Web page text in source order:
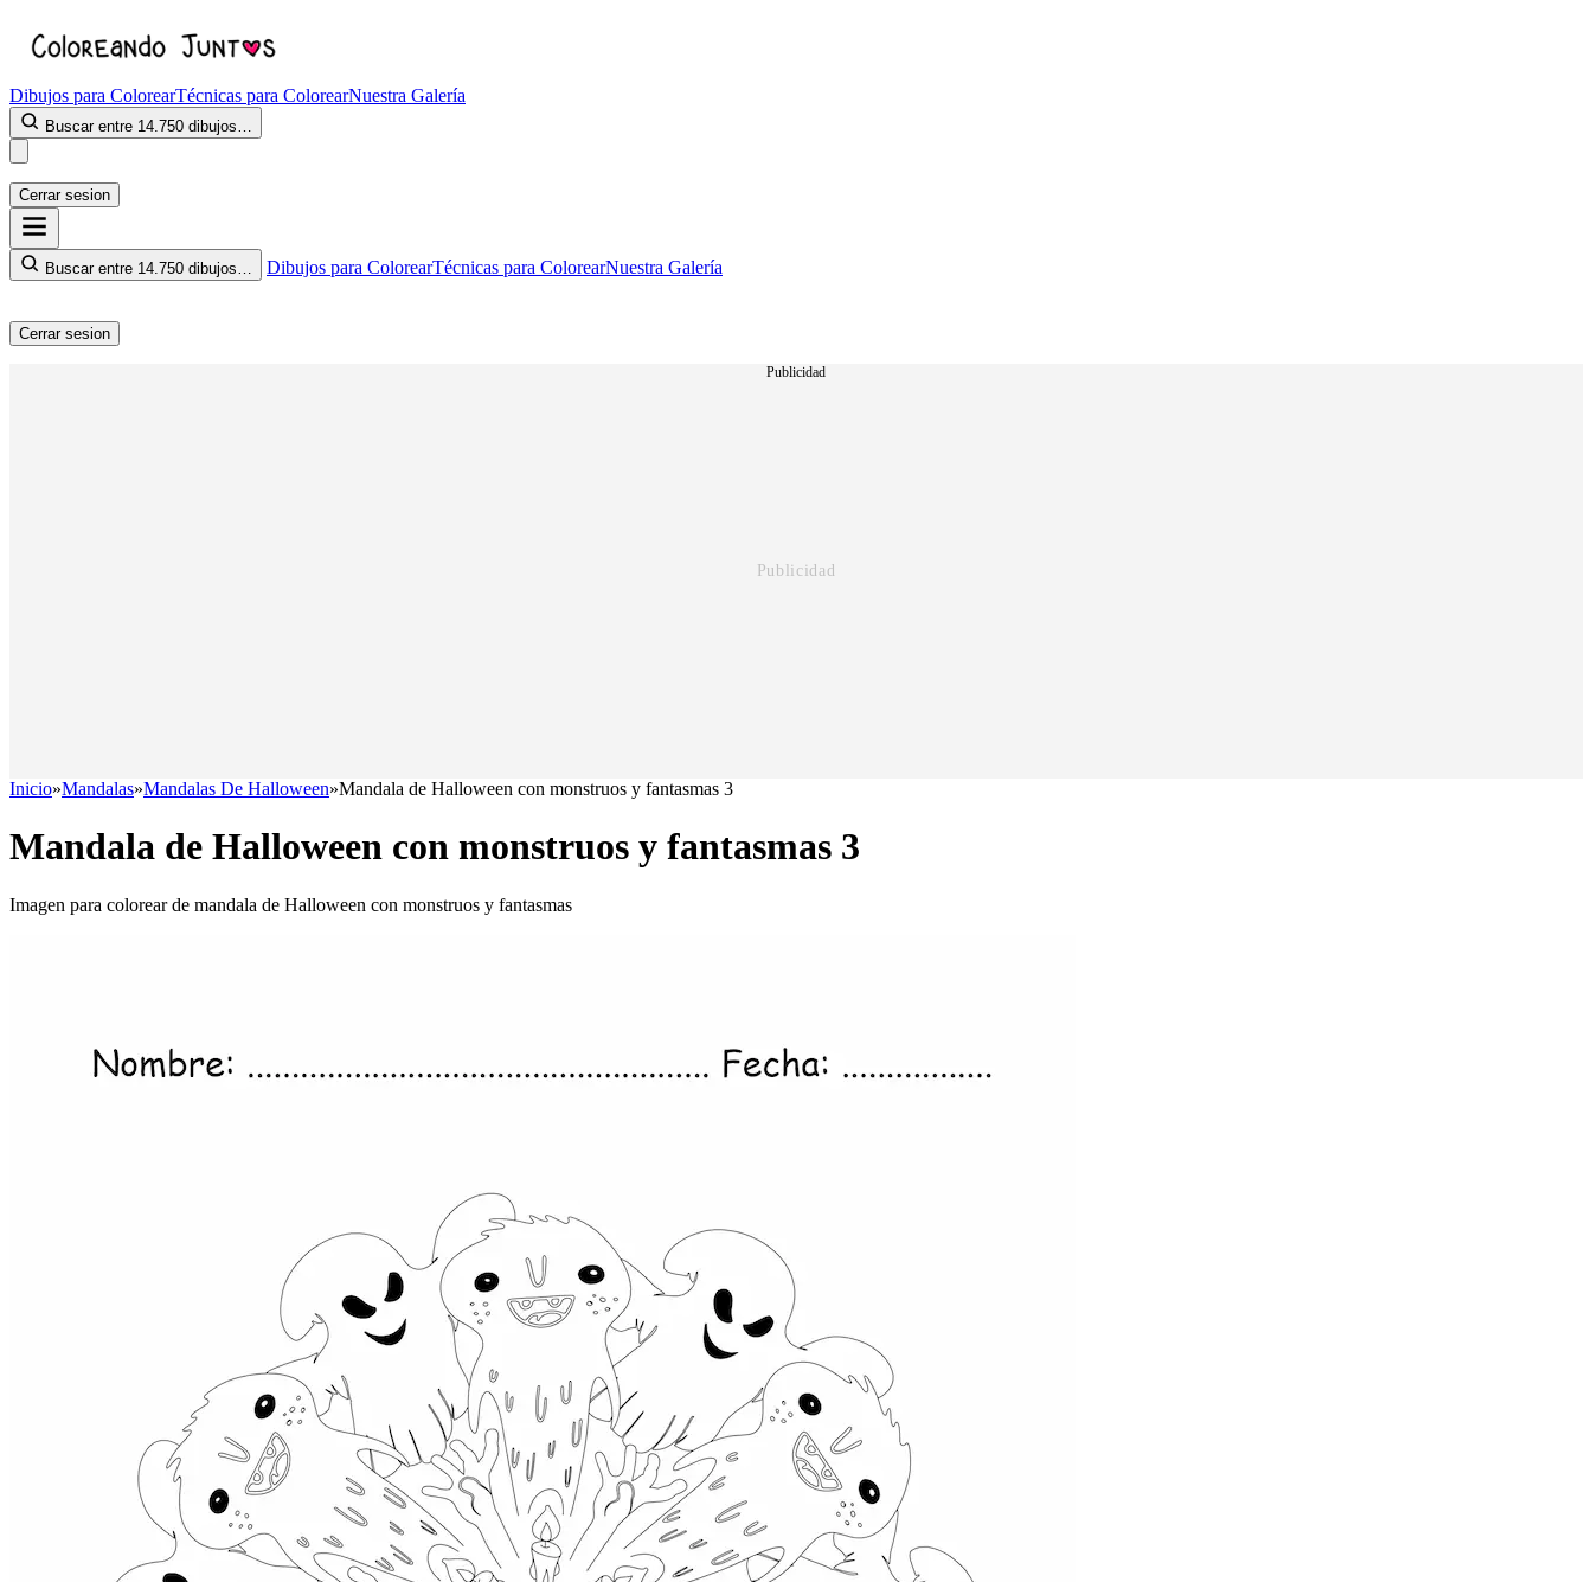
Dibujos para ColorearTécnicas para ColorearNuestra Galería
Buscar entre 14.750 dibujos…
Cerrar sesion
Buscar entre 14.750 dibujos… Dibujos para ColorearTécnicas para ColorearNuestra Galería
Cerrar sesion
Publicidad
Inicio»Mandalas»Mandalas De Halloween»Mandala de Halloween con monstruos y fantasmas 3
Mandala de Halloween con monstruos y fantasmas 3
Imagen para colorear de mandala de Halloween con monstruos y fantasmas